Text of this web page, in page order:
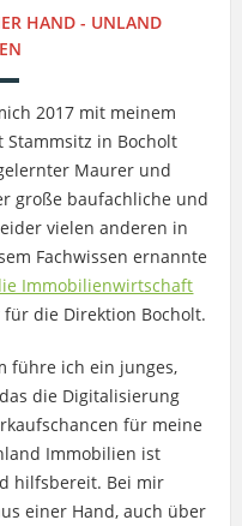
HAND - UNLAND
2017 mit meinem
in Bocholt
Maurer und
große baufachliche und
vielen anderen in
Fachwissen ernannte
Immobilienwirtschaft
die Direktion Bocholt.
führe ich ein junges,
die Digitalisierung
für meine
Immobilien ist
hilfsbereit. Bei mir
einer Hand, auch über